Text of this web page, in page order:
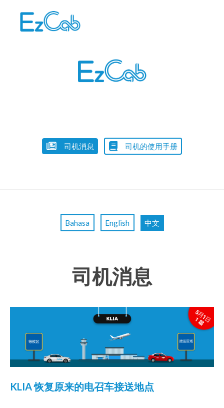
司机消息 司机的使用手册
Bahasa English 中文
司机消息
KLIA 恢复原来的电召车接送地点